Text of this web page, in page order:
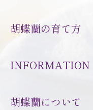
胡蝶蘭の育て方
INFORMATION
胡蝶蘭について